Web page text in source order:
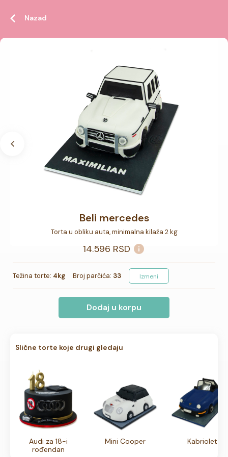
Nazad
Beli mercedes
Torta u obliku auta, minimalna kilaža 2 kg
14.596 RSD
Težina torte: 4kg Broj parčića: 33 Izmeni
Dodaj u korpu
Slične torte koje drugi gledaju
Audi za 18-i
rođendan
Mini Cooper Kabriolet